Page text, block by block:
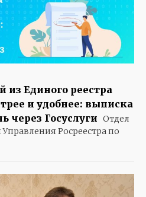
из Единого реестра
и удобнее: выписка
через Госуслуги Отдел
Росреестра по